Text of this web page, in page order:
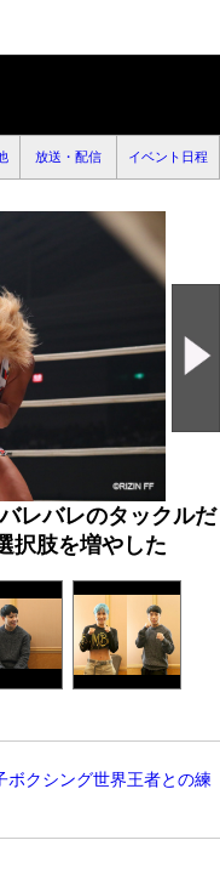
放送・配信 イベント日程
レバレのタックルだ
択肢を増やした
ボクシング世界王者との練